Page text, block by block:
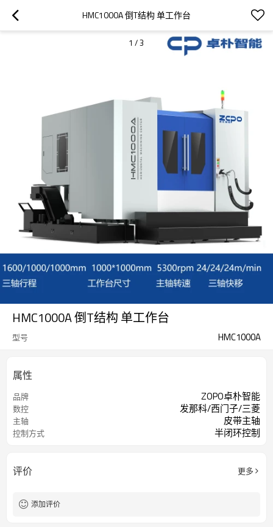
HMC1000A 倒T结构 单工作台
1 /3
HMC1000A 倒T结构 单工作台
型号 HMC1000A
属性
品牌 ZOPO卓朴智能
数控 发那科/西门子/三菱
主轴 皮带主轴
控制方式 半闭环控制
评价 更多
添加评价